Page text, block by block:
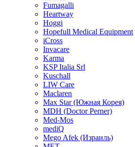
Fumagalli
Heartway
Hoggi
Hopefull Medical Equipment
iCross
Invacare
Karma
KSP Italia Srl
Kuschall
LIW Care
Maclaren
Max Star (Южная Корея)
MDH (Doctor Perner)
Med-Mos
mediQ
Mego Afek (Израиль)